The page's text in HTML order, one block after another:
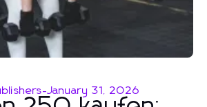
-January 31, 2026